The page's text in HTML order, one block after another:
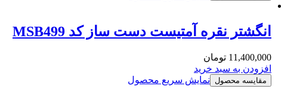
انگشتر نقره آمتیست دست ساز کد MSB499
11,400,000 تومان
افزودن به سبد خرید
مقایسه محصول نمایش سریع محصول